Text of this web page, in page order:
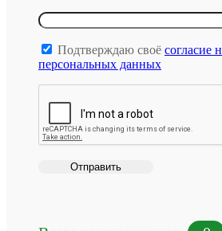
Подтверждаю своё согласие
персональных данных